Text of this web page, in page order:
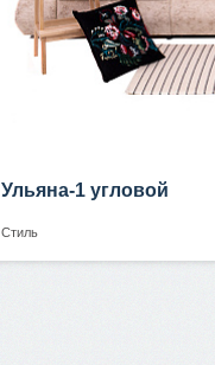
Ульяна-1 угловой
Стиль